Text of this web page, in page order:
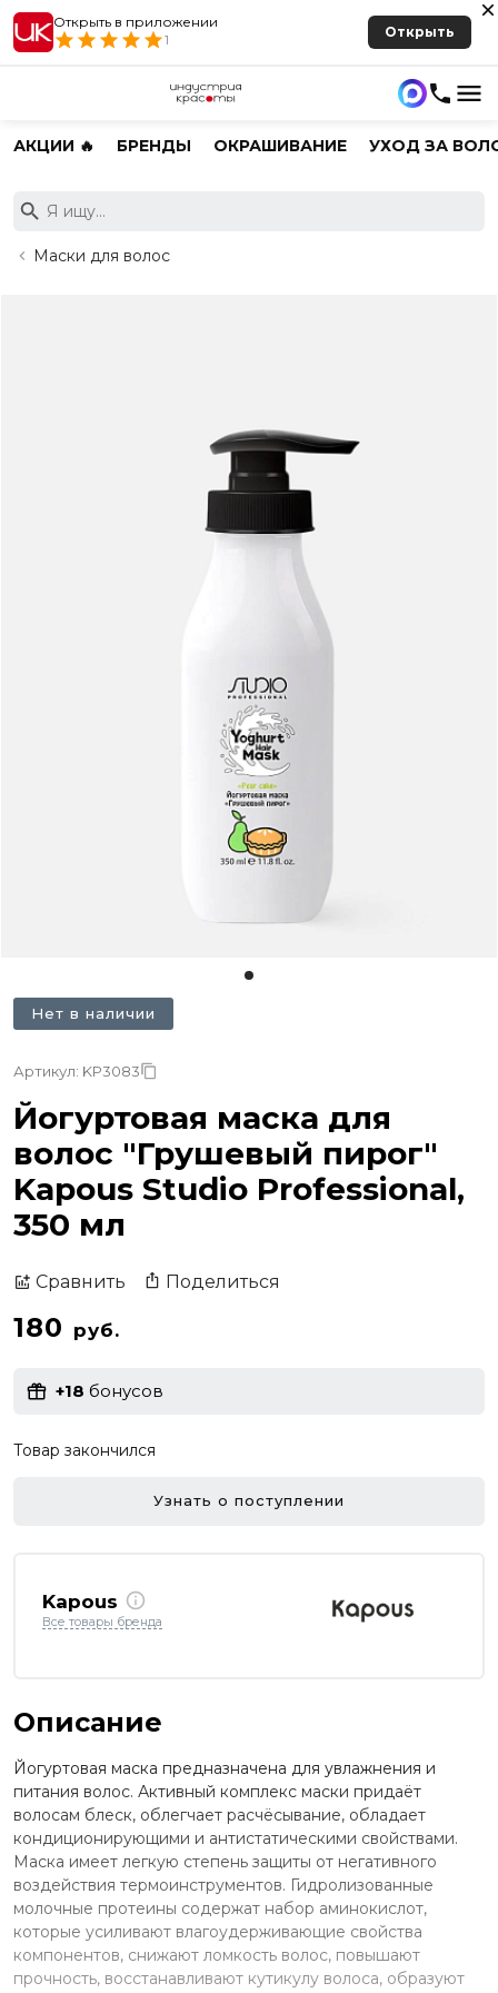
Открыть в приложении
1
Открыть
АКЦИИ 🔥 БРЕНДЫ ОКРАШИВАНИЕ УХОД ЗА
Маски для волос
Нет в наличии
Артикул: KP3083
Йогуртовая маска для
волос "Грушевый пирог"
Kapous Studio Professional,
350 мл
Сравнить Поделиться
180 руб.
+18 бонусов
Товар закончился
Узнать о поступлении
Kapous
Все товары бренда
Описание
Йогуртовая маска предназначена для увлажнения и
питания волос. Активный комплекс маски придаёт
волосам блеск, облегчает расчёсывание, обладает
кондиционирующими и антистатическими свойствами.
Маска имеет легкую степень защиты от негативного
воздействия термоинструментов. Гидролизованные
молочные протеины содержат набор аминокислот,
которые усиливают влагоудерживающие свойства
компонентов, снижают ломкость волос, повышают
прочность, восстанавливают кутикулу волоса, образуют